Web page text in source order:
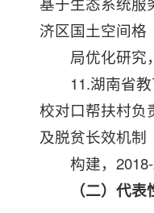
济区国土空间格
局优化研究
11.湖南省
校对口帮扶村负
及脱贫长效机制
构建，
（二）代